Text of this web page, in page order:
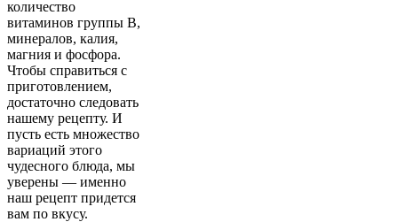
количество
витаминов группы В,
минералов, калия,
магния и фосфора.
Чтобы справиться с
приготовлением,
достаточно следовать
нашему рецепту. И
пусть есть множество
вариаций этого
чудесного блюда, мы
уверены — именно
наш рецепт придется
вам по вкусу.